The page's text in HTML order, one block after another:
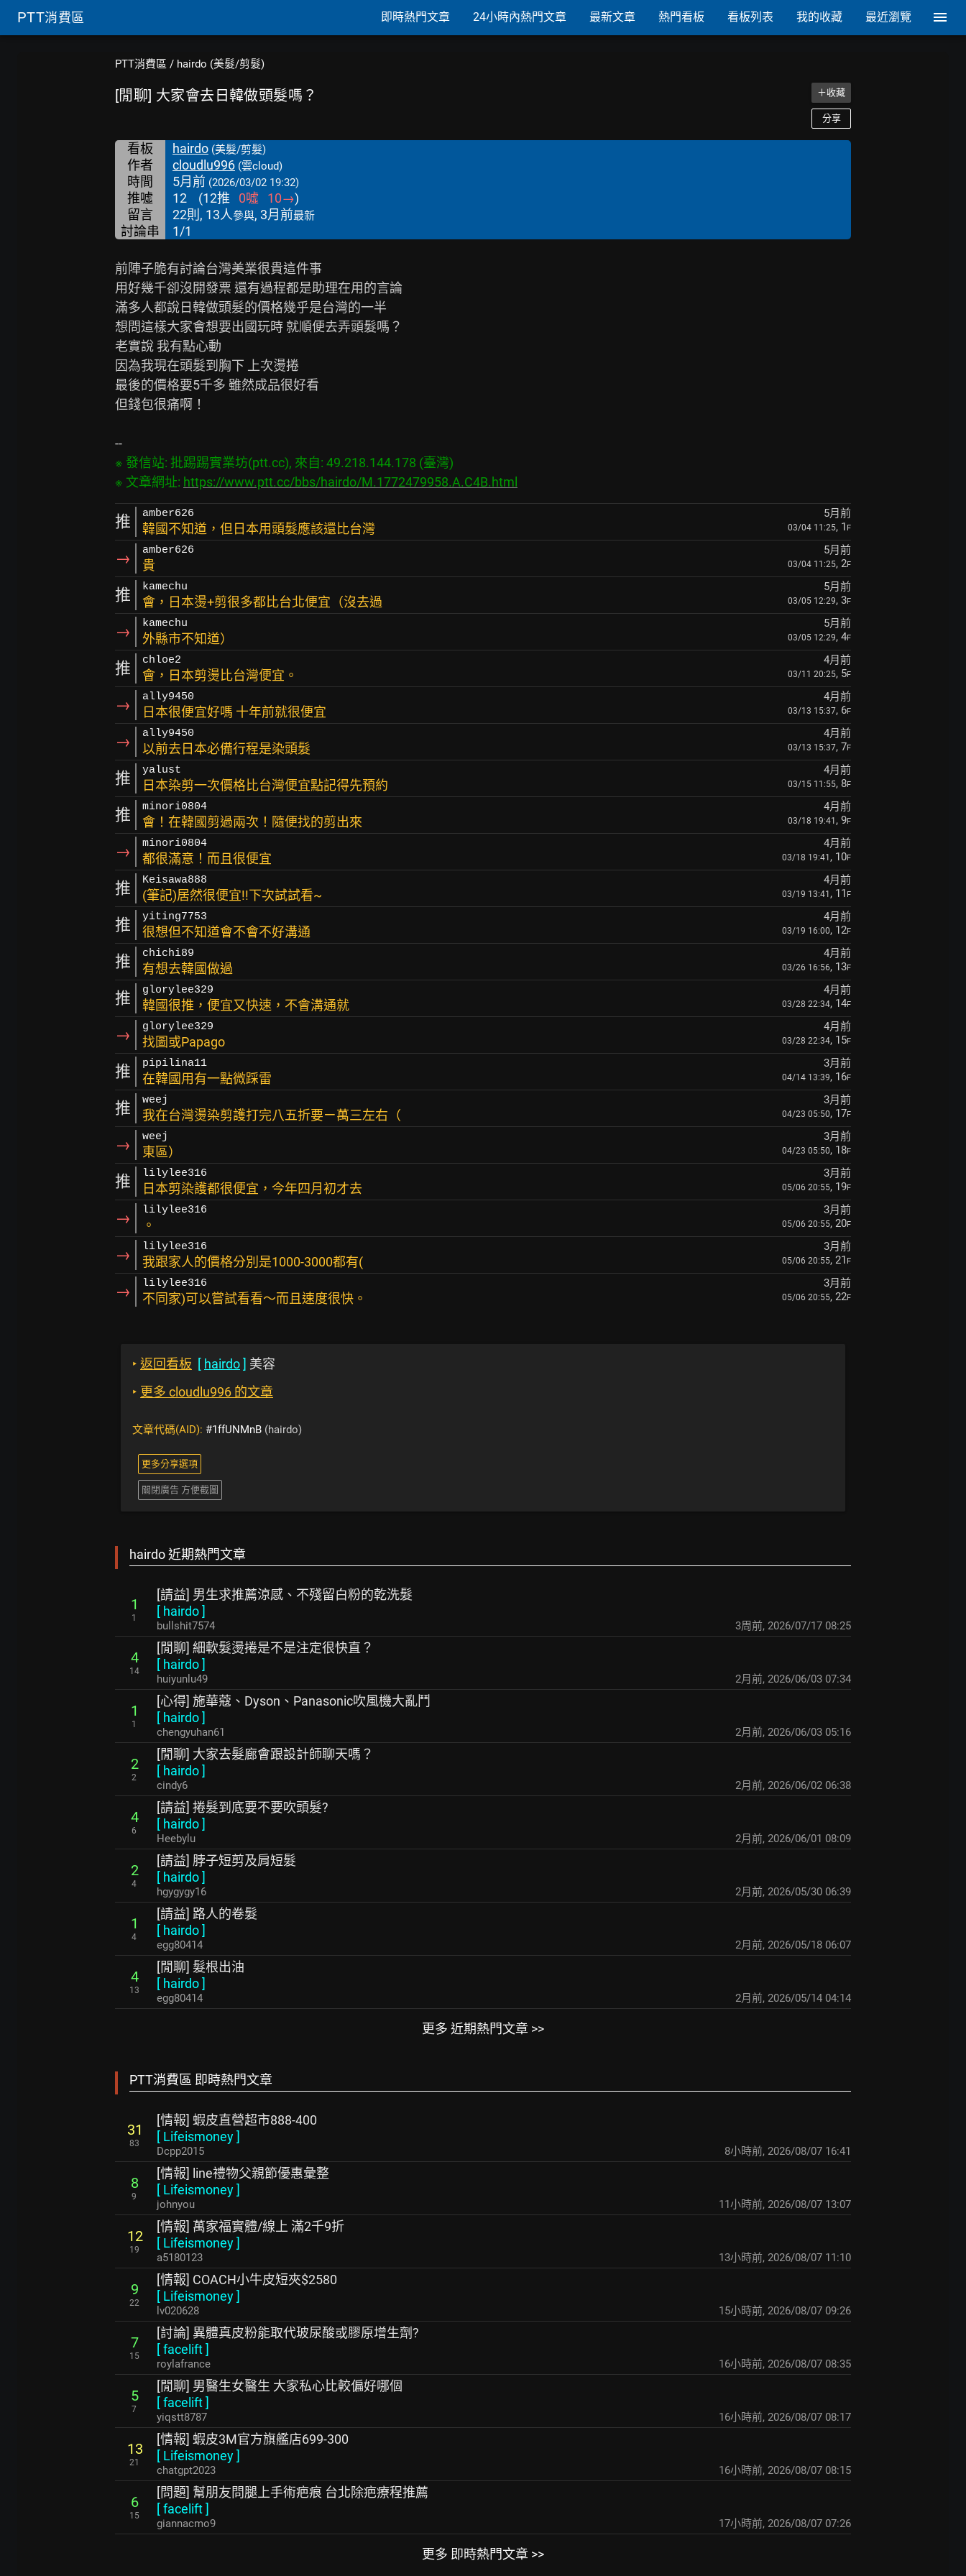
PTT消費區 即時熱門文章 24小時內熱門文章 最新文章 熱門看板 看板列表 我的收藏 最近瀏覽
PTT消費區 / hairdo (美髮/剪髮)
[閒聊] 大家會去日韓做頭髮嗎？ ＋收藏
分享
看板 hairdo (美髮/剪髮)
作者 cloudlu996 (雲cloud)
時間 5月前 (2026/03/02 19:32)
推噓 12 (12推 0噓 10→)
留言
22則, 13人參與, 3月前最新
討論串 1/1
前陣子脆有討論台灣美業很貴這件事
用好幾千卻沒開發票 還有過程都是助理在用的言論
滿多人都說日韓做頭髮的價格幾乎是台灣的一半
想問這樣大家會想要出國玩時 就順便去弄頭髮嗎？
老實說 我有點心動
因為我現在頭髮到胸下 上次燙捲
最後的價格要5千多 雖然成品很好看
但錢包很痛啊！
※ 發信站: 批踢踢實業坊(ptt.cc), 來自: 49.218.144.178 (臺灣)
※ 文章網址: https://www.ptt.cc/bbs/hairdo/M.1772479958.A.C4B.html
推 amber626 5月前
韓國不知道，但日本用頭髮應該還比台灣 03/04 11:25, 1 F
→ amber626 5月前
貴 03/04 11:25, 2F
推 kamechu 5月前
會，日本燙+剪很多都比台北便宜（沒去過 03/05 12:29, 3F
→ kamechu 5月前
外縣市不知道） 03/05 12:29, 4F
推 chloe2 4月前
會，日本剪燙比台灣便宜。 03/11 20:25, 5F
→ ally9450 4月前
日本很便宜好嗎 十年前就很便宜 03/13 15:37, 6F
→ ally9450 4月前
以前去日本必備行程是染頭髮 03/13 15:37, 7F
推 yalust 4月前
日本染剪一次價格比台灣便宜點記得先預約 03/15 11:55, 8F
推 minori0804 4月前
會！在韓國剪過兩次！隨便找的剪出來 03/18 19:41 , 9F
→ minori0804 4月前
都很滿意！而且很便宜 03/18 19:41 , 10F
推 Keisawa888 4月前
(筆記)居然很便宜!!下次試試看~ 03/19 13:41 , 11 F
推 yiting7753 4月前
很想但不知道會不會不好溝通 03/19 16:00, 12F
推 chichi89 4月前
有想去韓國做過 03/26 16:56, 13F
推 glorylee329 4月前
韓國很推，便宜又快速，不會溝通就 03/28 22:34, 14F
→ glorylee329 4月前
找圖或Papago 03/28 22:34, 15F
推 pipilina11 3月前
在韓國用有一點微踩雷 04/14 13:39, 16F
推 weej 3月前
我在台灣燙染剪護打完八五折要ㄧ萬三左右（ 04/23 05:50, 17F
→ weej 3月前
東區） 04/23 05:50, 18F
推 lilylee316 3月前
日本剪染護都很便宜，今年四月初才去 05/06 20:55, 19F
→ lilylee316 3月前
。 05/06 20:55, 20F
→ lilylee316 3月前
我跟家人的價格分別是1000-3000都有( 05/06 20:55, 21 F
→ lilylee316 3月前
不同家)可以嘗試看看～而且速度很快。 05/06 20:55, 22F
‣ 返回看板 [ hairdo] 美容
‣ 更多 cloudlu996 的文章
文章代碼(AID): #1ffUNMnB (hairdo)
更多分享選項
關閉廣告 方便截圖
hairdo 近期熱門文章
1
1
[請益] 男生求推薦涼感、不殘留白粉的乾洗髮
[ hairdo]
bullshit7574 3周前, 2026/07/17 08:25
4
14
[閒聊] 細軟髮燙捲是不是注定很快直？
[ hairdo]
huiyunlu49 2月前, 2026/06/03 07:34
1
1
[心得] 施華蔻、Dyson、Panasonic吹風機大亂鬥
[ hairdo]
chengyuhan61 2月前, 2026/06/03 05:16
2
2
[閒聊] 大家去髮廊會跟設計師聊天嗎？
[ hairdo]
cindy6 2月前, 2026/06/02 06:38
4
6
[請益] 捲髮到底要不要吹頭髮?
[ hairdo]
Heebylu 2月前, 2026/06/01 08:09
2
4
[請益] 脖子短剪及肩短髮
[ hairdo]
hgygygy16 2月前, 2026/05/30 06:39
1
4
[請益] 路人的卷髮
[ hairdo]
egg80414 2月前, 2026/05/18 06:07
4
13
[閒聊] 髮根出油
[ hairdo]
egg80414 2月前, 2026/05/14 04:14
更多 近期熱門文章 >>
PTT消費區 即時熱門文章
31
83
[情報] 蝦皮直營超市888-400
[ Lifeismoney]
Dcpp2015 8小時前, 2026/08/07 16:41
8
9
[情報] line禮物父親節優惠彙整
[ Lifeismoney]
johnyou 11小時前, 2026/08/07 13:07
12
19
[情報] 萬家福實體/線上 滿2千9折
[ Lifeismoney]
a5180123 13小時前, 2026/08/07 11:10
9
22
[情報] COACH小牛皮短夾$2580
[ Lifeismoney]
lv020628 15小時前, 2026/08/07 09:26
7
15
[討論] 異體真皮粉能取代玻尿酸或膠原增生劑?
[facelift]
roylafrance 16小時前, 2026/08/07 08:35
5
7
[閒聊] 男醫生女醫生 大家私心比較偏好哪個
[facelift]
yiqstt8787 16小時前, 2026/08/07 08:17
13
21
[情報] 蝦皮3M官方旗艦店699-300
[ Lifeismoney]
chatgpt2023 16小時前, 2026/08/07 08:15
6
15
[問題] 幫朋友問腿上手術疤痕 台北除疤療程推薦
[facelift]
giannacmo9 17小時前, 2026/08/07 07:26
更多 即時熱門文章 >>